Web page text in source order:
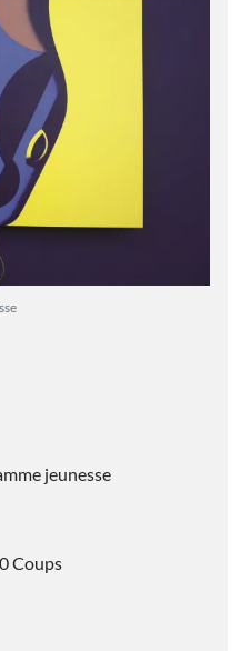
jeunesse
Coups